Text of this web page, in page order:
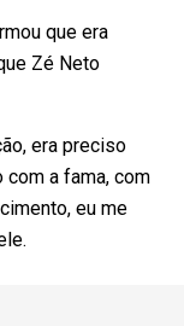
que era
Zé Neto
era preciso
com a fama, com
eu me